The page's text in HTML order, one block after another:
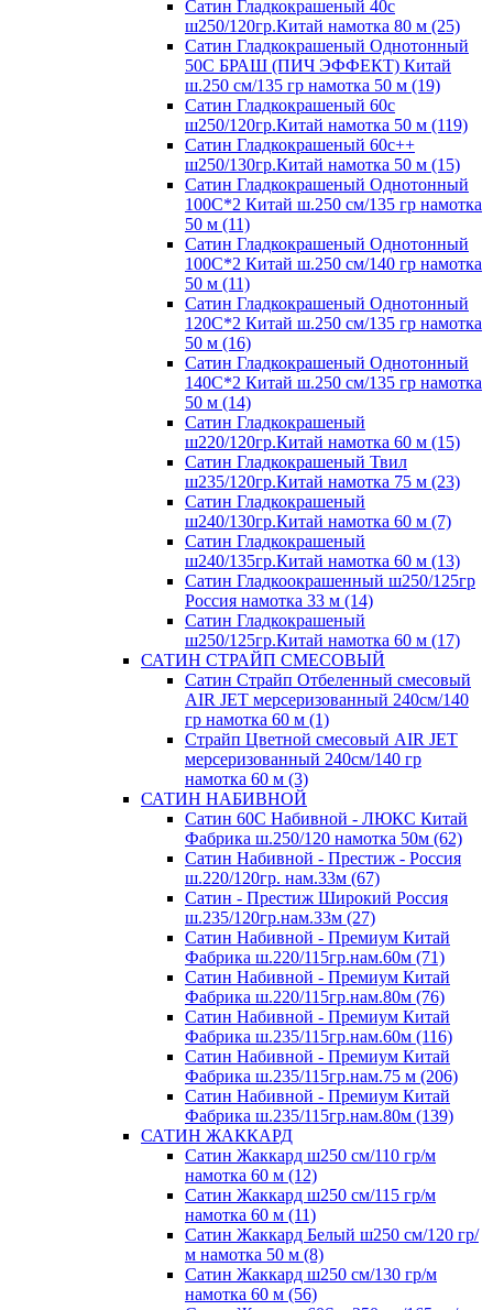
Сатин Гладкокрашеный 40с
ш250/120гр.Китай намотка 80 м (25)
Сатин Гладкокрашеный Однотонный
50С БРАШ (ПИЧ ЭФФЕКТ) Китай
ш.250 см/135 гр намотка 50 м (19)
Сатин Гладкокрашеный 60с
ш250/120гр.Китай намотка 50 м (119)
Сатин Гладкокрашеный 60с++
ш250/130гр.Китай намотка 50 м (15)
Сатин Гладкокрашеный Однотонный
100С*2 Китай ш.250 см/135 гр намотка
50 м (11)
Сатин Гладкокрашеный Однотонный
100С*2 Китай ш.250 см/140 гр намотка
50 м (11)
Сатин Гладкокрашеный Однотонный
120С*2 Китай ш.250 см/135 гр намотка
50 м (16)
Сатин Гладкокрашеный Однотонный
140С*2 Китай ш.250 см/135 гр намотка
50 м (14)
Сатин Гладкокрашеный
ш220/120гр.Китай намотка 60 м (15)
Сатин Гладкокрашеный Твил
ш235/120гр.Китай намотка 75 м (23)
Сатин Гладкокрашеный
ш240/130гр.Китай намотка 60 м (7)
Сатин Гладкокрашеный
ш240/135гр.Китай намотка 60 м (13)
Сатин Гладкоокрашенный ш250/125гр
Россия намотка 33 м (14)
Сатин Гладкокрашеный
ш250/125гр.Китай намотка 60 м (17)
САТИН СТРАЙП СМЕСОВЫЙ
Сатин Страйп Отбеленный смесовый
AIR JET мерсеризованный 240см/140
гр намотка 60 м (1)
Страйп Цветной смесовый AIR JET
мерсеризованный 240см/140 гр
намотка 60 м (3)
САТИН НАБИВНОЙ
Сатин 60С Набивной - ЛЮКС Китай
Фабрика ш.250/120 намотка 50м (62)
Сатин Набивной - Престиж - Россия
ш.220/120гр. нам.33м (67)
Сатин - Престиж Широкий Россия
ш.235/120гр.нам.33м (27)
Сатин Набивной - Премиум Китай
Фабрика ш.220/115гр.нам.60м (71)
Сатин Набивной - Премиум Китай
Фабрика ш.220/115гр.нам.80м (76)
Сатин Набивной - Премиум Китай
Фабрика ш.235/115гр.нам.60м (116)
Сатин Набивной - Премиум Китай
Фабрика ш.235/115гр.нам.75 м (206)
Сатин Набивной - Премиум Китай
Фабрика ш.235/115гр.нам.80м (139)
САТИН ЖАККАРД
Сатин Жаккард ш250 см/110 гр/м
намотка 60 м (12)
Сатин Жаккард ш250 см/115 гр/м
намотка 60 м (11)
Сатин Жаккард Белый ш250 см/120 гр/
м намотка 50 м (8)
Сатин Жаккард ш250 см/130 гр/м
намотка 60 м (56)